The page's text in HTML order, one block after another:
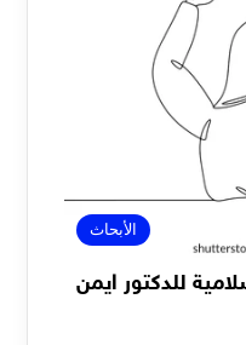
الأبحاث
للدكتور ايمن